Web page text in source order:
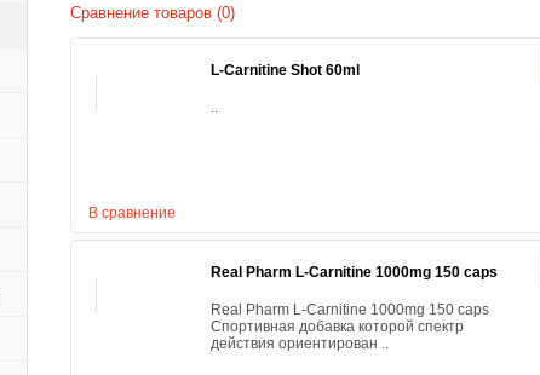
Сравнение товаров (0)
В сравнение
L-Carnitine Shot 60ml
..
Real Pharm L-Carnitine 1000mg 150 caps
Real Pharm L-Carnitine 1000mg 150 caps
Cпортивная добавка которой спектр
действия ориентирован ..